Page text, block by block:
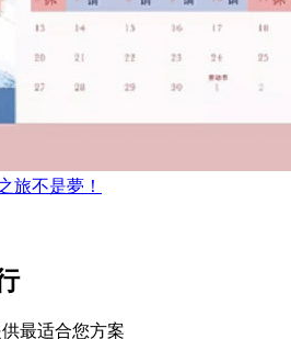
旅不是夢！
最适合您方案